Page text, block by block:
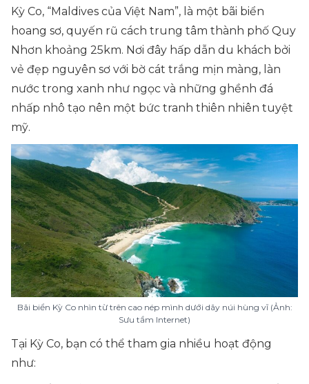
Kỳ Co, “Maldives của Việt Nam”, là một bãi biển
hoang sơ, quyến rũ cách trung tâm thành phố Quy
Nhơn khoảng 25km. Nơi đây hấp dẫn du khách bởi
vẻ đẹp nguyên sơ với bờ cát trắng mịn màng, làn
nước trong xanh như ngọc và những ghềnh đá
nhấp nhô tạo nên một bức tranh thiên nhiên tuyệt
mỹ.
Bãi biển Kỳ Co nhìn từ trên cao nép mình dưới dãy núi hùng vĩ (Ảnh:
Sưu tầm Internet)
Tại Kỳ Co, bạn có thể tham gia nhiều hoạt động
như: